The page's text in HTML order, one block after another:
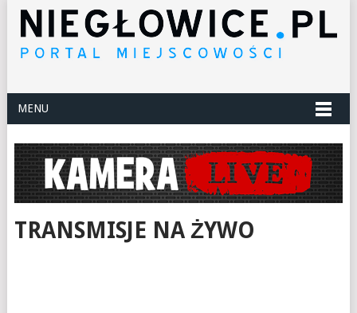
MENU
TRANSMISJE NA ŻYWO